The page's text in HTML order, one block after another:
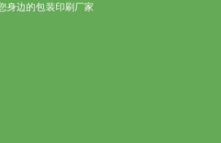
边的包装印刷厂家